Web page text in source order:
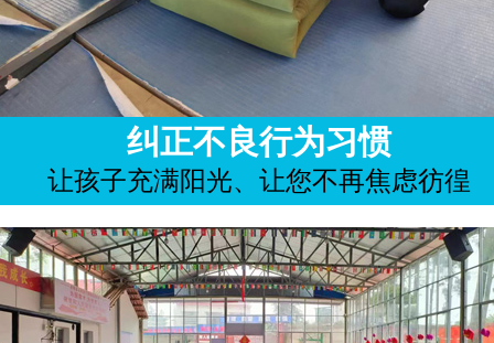
纠正不良行为习惯
让孩子充满阳光、让您不再焦虑彷徨